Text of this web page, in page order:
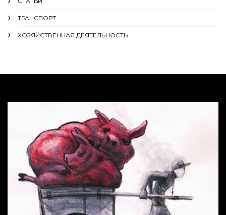
ТРАНСПОРТ
ХОЗЯЙСТВЕННАЯ ДЕЯТЕЛЬНОСТЬ